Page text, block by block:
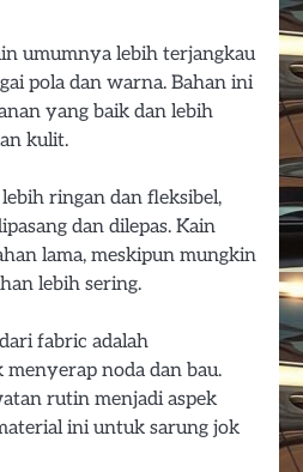
umumnya lebih terjangkau
pola dan warna. Bahan ini
yang baik dan lebih
kulit.
ringan dan fleksibel,
dan dilepas. Kain
lama, meskipun mungkin
lebih sering.
fabric adalah
noda dan bau.
rutin menjadi aspek
ini untuk sarung jok